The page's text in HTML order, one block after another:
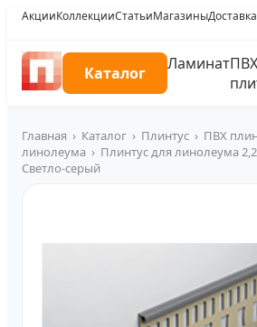
АкцииКоллекцииСтатьиМагазиныДоставка
Каталог ЛаминатПВХ
Главная › Каталог › Плинтус › ПВХ
линолеума › Плинтус для линолеума
Светло-серый